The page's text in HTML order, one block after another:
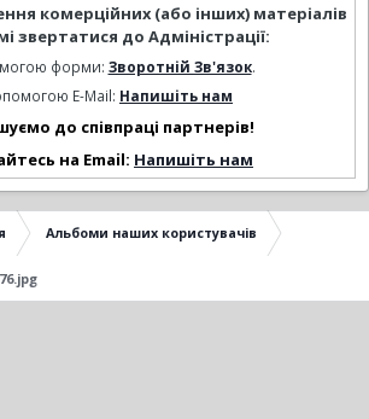
комерційних (або інших) матеріалів
звертатися до Адміністрації:
форми: Зворотній Зв'язок.
E-Mail: Напишіть нам
до співпраці партнерів!
на Email: Напишіть нам
Альбоми наших користувачів